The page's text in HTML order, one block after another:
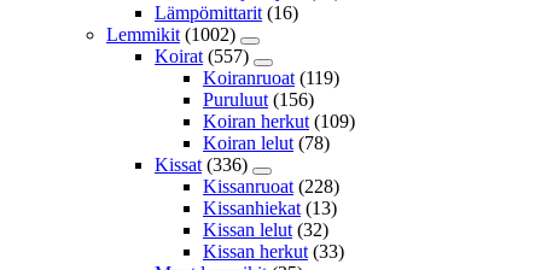
Lämpömittarit (16)
Lemmikit (1002)
Koirat (557)
Koiranruoat (119)
Puruluut (156)
Koiran herkut (109)
Koiran lelut (78)
Kissat (336)
Kissanruoat (228)
Kissanhiekat (13)
Kissan lelut (32)
Kissan herkut (33)